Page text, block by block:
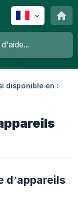
disponible en :
d’appareils